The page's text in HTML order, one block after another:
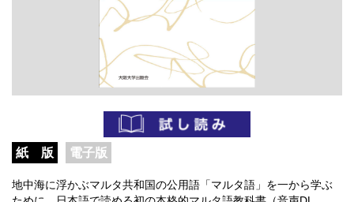
紙 版 電子版
地中海に浮かぶマルタ共和国の公用語「マルタ語」を一から学ぶ